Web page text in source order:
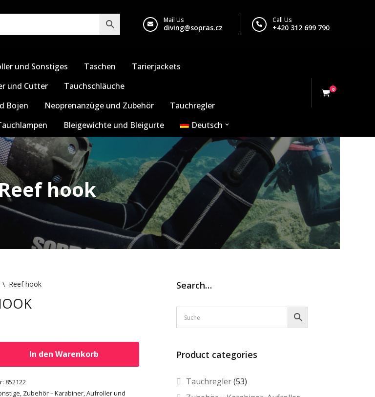
Call Us
+420 312 699 790
Mail Us
diving@sopras.cz
und Sonstiges Taschen
Tarierjackets
und Cutter
Tauchschläuche
Bojen Neoprenanzüge und Zubehör
Tauchregler
Bleigewichte und Bleigurte Deutsch
0
hook
\ Reef hook
In den Warenkorb
852122
, Zubehör – Karabiner, Aufroller und
Search…
Product categories
Tauchregler(53)